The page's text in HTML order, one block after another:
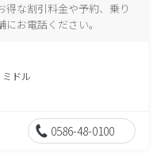
な割引料金や予約、乗り
お電話ください。
ドル
0586-48-0100